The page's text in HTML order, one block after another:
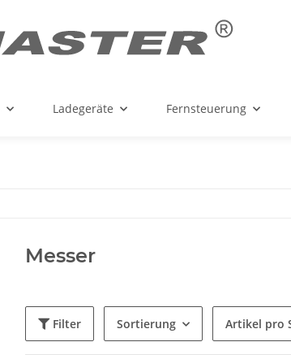
Ladegeräte Fernsteuerung
Messer
Filter Sortierung Artikel pro